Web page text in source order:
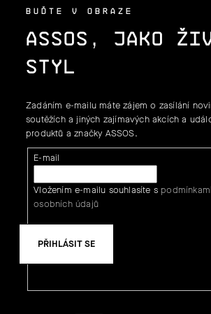
BUĎTE V OBRAZE
ASSOS, JAKO
STYL
Zadáním e-mailu máte zájem o zasílání
soutěžích a jiných zajímavých akcích a
produktů a značky ASSOS.
E-mail
Vložením e-mailu souhlasíte s
osobních údajů
PŘIHLÁSIT SE